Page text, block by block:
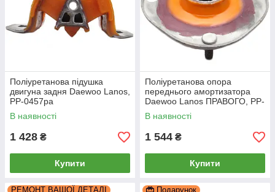
Поліуретанова підушка
двигуна задня Daewoo Lanos,
PP-0457pa
В наявності
1 428 ₴
Купити
Поліуретанова опора
переднього амортизатора
Daewoo Lanos ПРАВОГО, PP-
0428ar
В наявності
1 544 ₴
Купити
РЕМОНТ ВАШОЇ ДЕТАЛІ
Подарунок